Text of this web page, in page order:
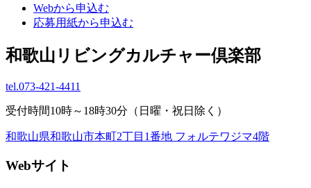
Webから申込む
応募用紙から申込む
和歌山リビングカルチャー倶楽部
tel.073-421-4411
受付時間10時～18時30分（日曜・祝日除く）
和歌山県和歌山市本町2丁目1番地 フォルテワジマ4階
Webサイト